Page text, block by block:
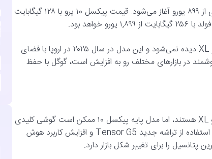
این بدان معناست که قیمت پایه پیکسل ۱۰ با ۱۲۸ گیگابایت فضای ذخیره‌سازی از ۸۹۹ یورو آغاز می‌شود. قیمت پیکسل ۱۰ پرو با ۱۲۸ گیگابایت
قابل توجه است که در لیست منتشر شده، نسخه ۱۲۸ گیگابایتی پیکسل ۱۰ پرو XL دیده نمی‌شود و این مدل در سال ۲۰۲۵ در اروپا با فضای
هوشمند در بازارهای مختلف رو به افزایش است، گوگل با حفظ
اگرچه بسیاری به دنبال تجربه پریمیوم مدل‌های پیکسل ۱۰ پرو و پیکسل ۱۰ پرو XL هستند، اما مدل پایه پیکسل ۱۰ ممکن است گوشی کلیدی
این خانواده باشد. با توجه به انتظار تغییر از دو لنز دوربین پیکسل ۹ به سه لنز، استفاده از تراشه جدید Tensor G5 و افزایش کاربرد هوش